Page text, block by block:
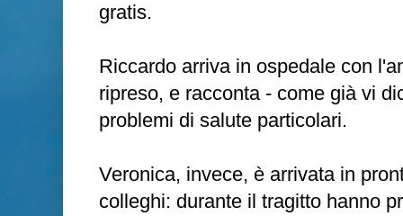
gratis.
Riccardo arriva in ospedale con
ripreso, e racconta - come già vi
problemi di salute particolari.
Veronica, invece, è arrivata in
colleghi: durante il tragitto hanno